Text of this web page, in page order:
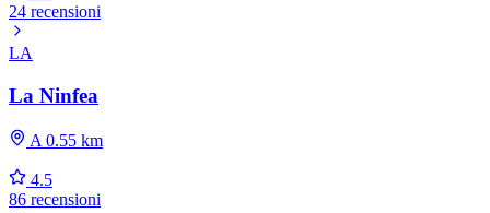
24 recensioni
LA
La Ninfea
A 0.55 km
4.5
86 recensioni